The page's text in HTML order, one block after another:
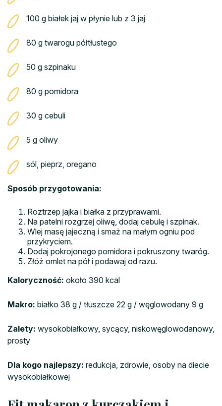
100 g białek jaj w płynie lub z 3 jaj
80 g twarogu półtłustego
50 g szpinaku
80 g pomidora
30 g cebuli
5 g oliwy
sól, pieprz, oregano
Sposób przygotowania:
Roztrzep jajka i białka z przyprawami.
Na patelni rozgrzej oliwę, dodaj cebulę i szpinak.
Wlej masę jajeczną i smaż na małym ogniu pod
przykryciem.
Dodaj pokrojonego pomidora i pokruszony twaróg.
Złóż omlet na pół i podawaj od razu.
Kaloryczność: około 390 kcal
Makro: białko 38 g / tłuszcze 22 g / węglowodany 9 g
Zalety: wysokobiałkowy, sycący, niskowęglowodanowy,
prosty
Dla kogo najlepszy: redukcja, zdrowie, osoby na diecie
wysokobiałkowej